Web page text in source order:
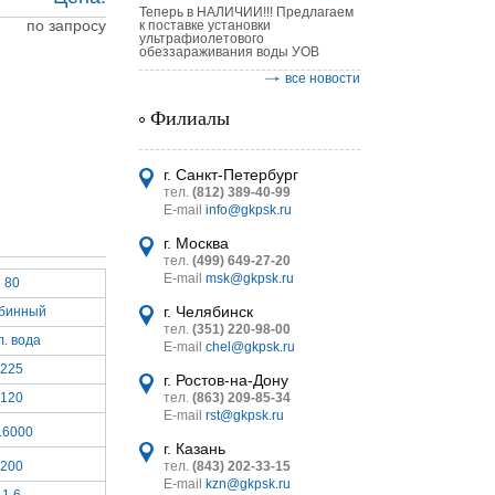
MINI
по запросу
80
вода
225
120
200
Теперь в НАЛИЧИИ!!! Предлагаем
к поставке установки
ультрафиолетового
обеззараживания воды УОВ
все новости
Филиалы
г. Санкт-Петербург
тел. (812) 389-40-99
E-mail info@gkpsk.ru
г. Москва
тел. (499) 649-27-20
E-mail msk@gkpsk.ru
г. Челябинск
тел. (351) 220-98-00
E-mail chel@gkpsk.ru
г. Ростов-на-Дону
тел. (863) 209-85-34
E-mail rst@gkpsk.ru
г. Казань
тел. (843) 202-33-15
E-mail
kzn@gkpsk.ru